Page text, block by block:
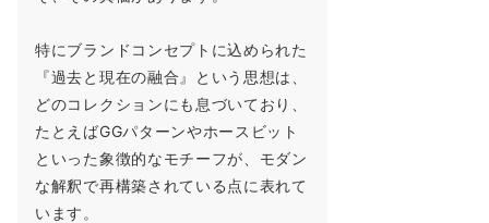
特にブランドコンセプトに込められた
『過去と現在の融合』という思想は、
どのコレクションにも息づいており、
たとえばGGパターンやホースビット
といった象徴的なモチーフが、モダン
な解釈で再構築されている点に表れて
います。